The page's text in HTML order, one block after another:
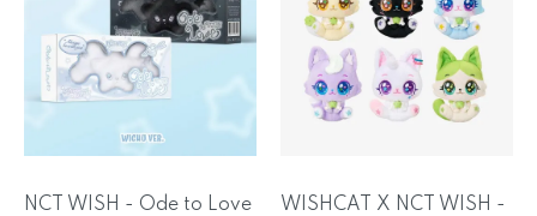
NCT WISH - Ode to Love
WISHCAT X NCT WISH -